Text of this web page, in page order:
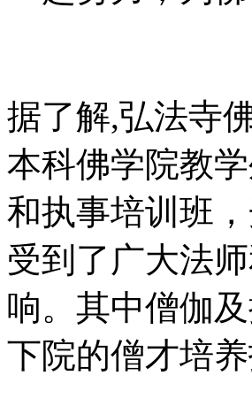
据了解,弘法寺
本科佛学院教
和执事培训班
受到了广大法
响。其中僧伽
下院的僧才培